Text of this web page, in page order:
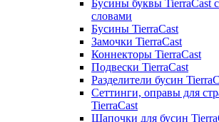
Бусины буквы TierraCast
словами
Бусины TierraCast
Замочки TierraCast
Коннекторы TierraCast
Подвески TierraCast
Разделители бусин
Сеттинги, оправы для
TierraCast
Шапочки для бусин